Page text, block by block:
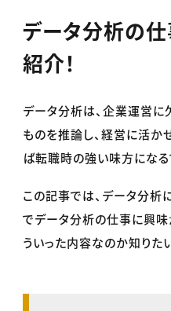
データ分析の
紹介！
データ分析は、企業運営に
ものを推論し、経営に活か
ば転職時の強い味方になる
この記事では、データ分析
でデータ分析の仕事に興味
ういった内容なのか知りた